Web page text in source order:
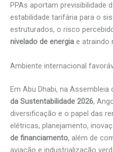
PPAs aportam previsibilidade
estabilidade tarifária para o
estruturados, o risco
nivelado de energia e atraindo
Ambiente internacional
Em Abu Dhabi, na Assembleia
da Sustentabilidade 2026,
diversificação e o papel das
elétricas, planejamento,
de financiamento, além de
aviação e industrialização